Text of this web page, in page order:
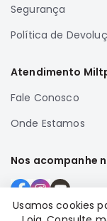
Segurança
Política de
Atendimento
Fale Conosco
Onde Estamos
Nos acompanhe
Usamos cookies